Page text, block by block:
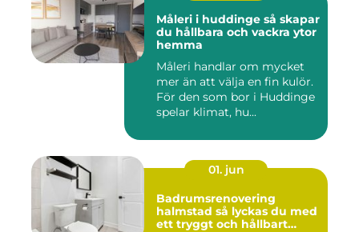
Måleri i huddinge så skapar
du hållbara och vackra ytor
hemma
Måleri handlar om mycket
mer än att välja en fin kulör.
För den som bor i Huddinge
spelar klimat, hu...
01. jun
Badrumsrenovering
halmstad så lyckas du med
ett tryggt och hållbart